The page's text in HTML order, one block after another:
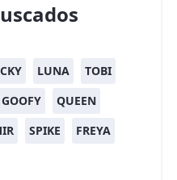
LUNA
TOBI
GOOFY
QUEEN
SPIKE
FREYA